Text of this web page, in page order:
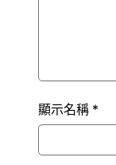
顯示名稱 *